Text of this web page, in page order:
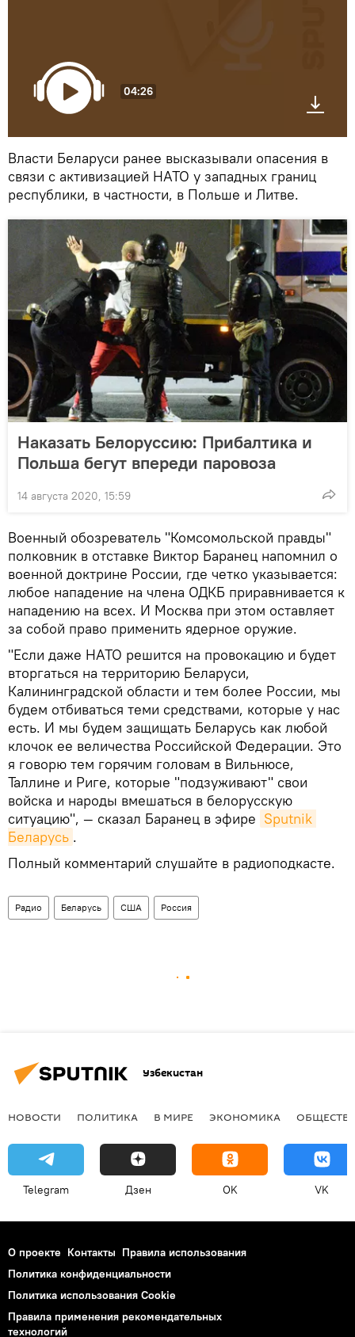
04:26
Власти Беларуси ранее высказывали опасения в
связи с активизацией НАТО у западных границ
республики, в частности, в Польше и Литве.
Наказать Белоруссию: Прибалтика и
Польша бегут впереди паровоза
14 августа 2020, 15:59
Военный обозреватель "Комсомольской правды"
полковник в отставке Виктор Баранец напомнил о
военной доктрине России, где четко указывается:
любое нападение на члена ОДКБ приравнивается к
нападению на всех. И Москва при этом оставляет
за собой право применить ядерное оружие.
"Если даже НАТО решится на провокацию и будет
вторгаться на территорию Беларуси,
Калининградской области и тем более России, мы
будем отбиваться теми средствами, которые у нас
есть. И мы будем защищать Беларусь как любой
клочок ее величества Российской Федерации. Это
я говорю тем горячим головам в Вильнюсе,
Таллине и Риге, которые "подзуживают" свои
войска и народы вмешаться в белорусскую
ситуацию", — сказал Баранец в эфире Sputnik
Беларусь .
Полный комментарий слушайте в радиоподкасте.
Радио Беларусь США Россия
Узбекистан
НОВОСТИ ПОЛИТИКА В МИРЕ ЭКОНОМИКА
Telegram Дзен OK VK
О проекте Контакты Правила использования
Политика конфиденциальности
Политика использования Cookie
Правила применения рекомендательных
технологий